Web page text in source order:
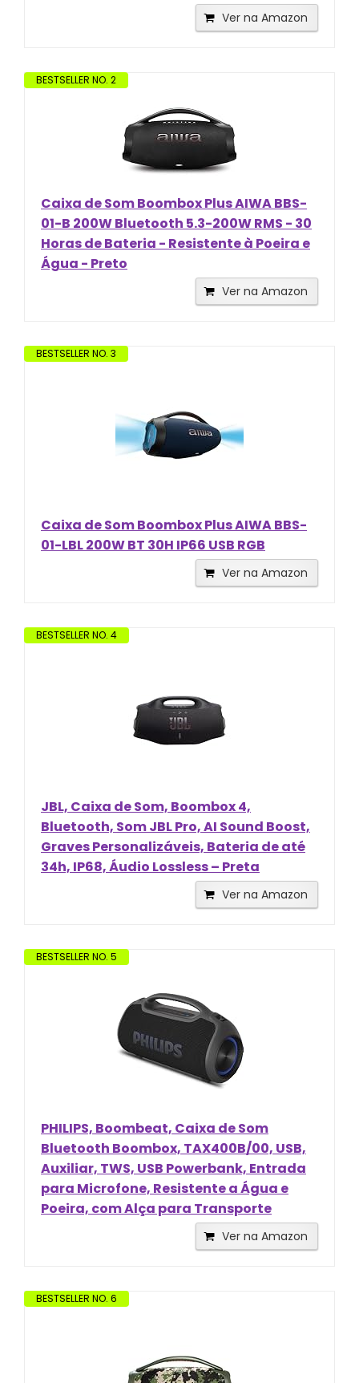
Ver na Amazon
BESTSELLER NO. 2
Caixa de Som Boombox Plus AIWA BBS-
01-B 200W Bluetooth 5.3-200W RMS - 30
Horas de Bateria - Resistente à Poeira e
Água - Preto
Ver na Amazon
BESTSELLER NO. 3
Caixa de Som Boombox Plus AIWA BBS-
01-LBL 200W BT 30H IP66 USB RGB
Ver na Amazon
BESTSELLER NO. 4
JBL, Caixa de Som, Boombox 4,
Bluetooth, Som JBL Pro, AI Sound Boost,
Graves Personalizáveis, Bateria de até
34h, IP68, Áudio Lossless – Preta
Ver na Amazon
BESTSELLER NO. 5
PHILIPS, Boombeat, Caixa de Som
Bluetooth Boombox, TAX400B/00, USB,
Auxiliar, TWS, USB Powerbank, Entrada
para Microfone, Resistente a Água e
Poeira, com Alça para Transporte
Ver na Amazon
BESTSELLER NO. 6